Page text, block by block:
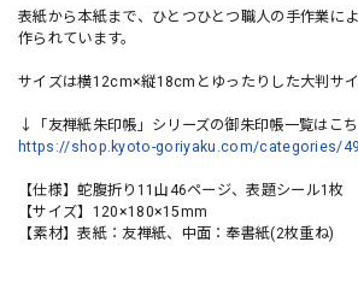
表紙から本紙まで、ひとつひとつ職人の手作業に
作られています。
サイズは横12cm×縦18cmとゆったりした大判サイ
↓「友禅紙朱印帳」シリーズの御朱印帳一覧はこち
https://shop.kyoto-goriyaku.com/categories/
【仕様】蛇腹折り11山46ページ、表題シール1枚
【サイズ】120×180×15mm
【素材】表紙：友禅紙、中面：奉書紙(2枚重ね)